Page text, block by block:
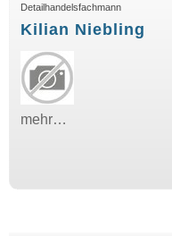
Detailhandelsfachmann
Kilian Niebling
mehr…